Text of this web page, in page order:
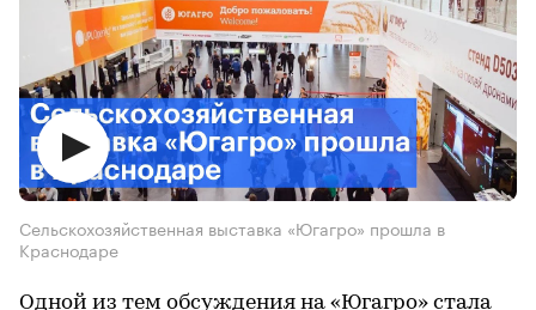
Сельскохозяйственная выставка «Югагро» прошла в
Краснодаре
Одной из тем обсуждения на «Югагро» стала